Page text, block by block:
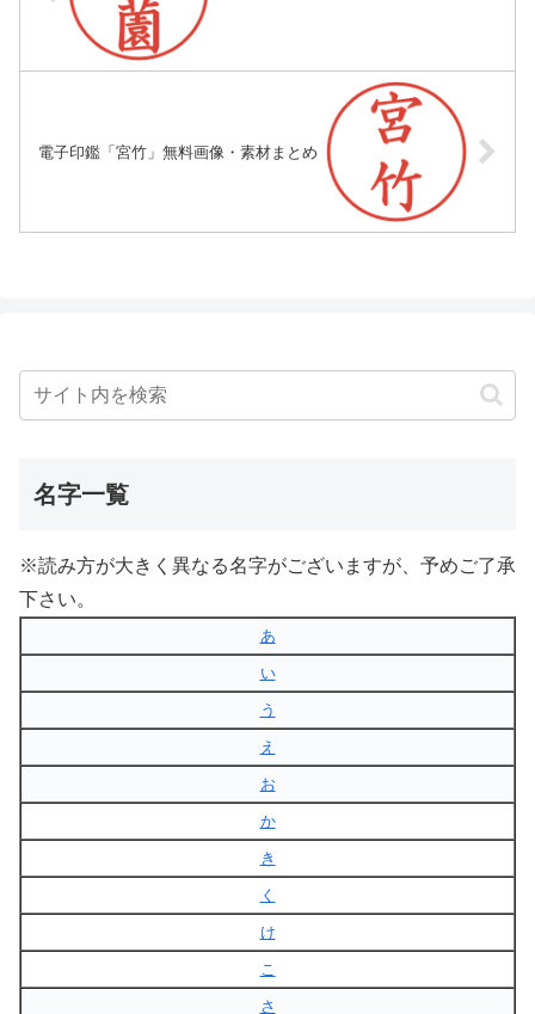
電子印鑑「宮竹」無料画像・素材まとめ
名字一覧
※読み方が大きく異なる名字がございますが、予めご了承
下さい。
あ
い
う
え
お
か
き
く
け
こ
さ